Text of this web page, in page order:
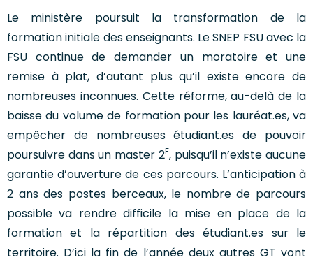
Le ministère poursuit la transformation de la
formation initiale des enseignants. Le SNEP FSU avec la
FSU continue de demander un moratoire et une
remise à plat, d’autant plus qu’il existe encore de
nombreuses inconnues. Cette réforme, au-delà de la
baisse du volume de formation pour les lauréat.es, va
empêcher de nombreuses étudiant.es de pouvoir
poursuivre dans un master 2E, puisqu’il n’existe aucune
garantie d’ouverture de ces parcours. L’anticipation à
2 ans des postes berceaux, le nombre de parcours
possible va rendre difficile la mise en place de la
formation et la répartition des étudiant.es sur le
territoire. D’ici la fin de l’année deux autres GT vont